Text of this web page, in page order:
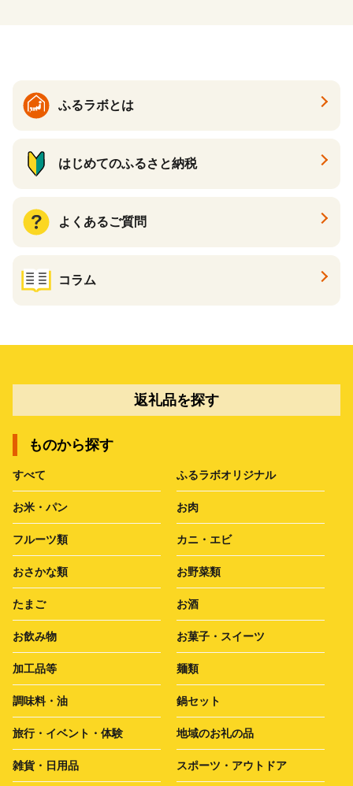
ふるラボとは
はじめてのふるさと納税
よくあるご質問
コラム
返礼品を探す
ものから探す
すべて ふるラボオリジナル
お米・パン お肉
フルーツ類 カニ・エビ
おさかな類 お野菜類
たまご お酒
お飲み物 お菓子・スイーツ
加工品等 麺類
調味料・油 鍋セット
旅行・イベント・体験 地域のお礼の品
雑貨・日用品 スポーツ・アウトドア